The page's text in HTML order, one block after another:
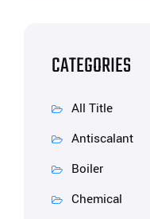
CATEGORIES
All Title
Antiscalant
Boiler
Chemical